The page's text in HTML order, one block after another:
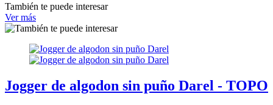
También te puede interesar
Ver más
Jogger de algodon sin puño Darel - TOPO